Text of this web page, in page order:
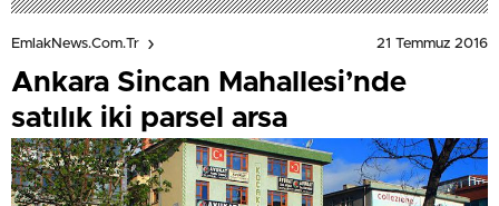
EmlakNews.com.tr 21 Temmuz 2016
Ankara Sincan Mahallesi’nde
satılık iki parsel arsa